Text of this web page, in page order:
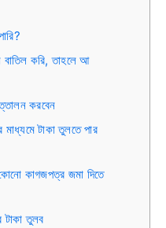
করি, তাহলে আ
করবেন
টাকা তুলতে পার
কাগজপত্র জমা দিতে
টাকা তুলব